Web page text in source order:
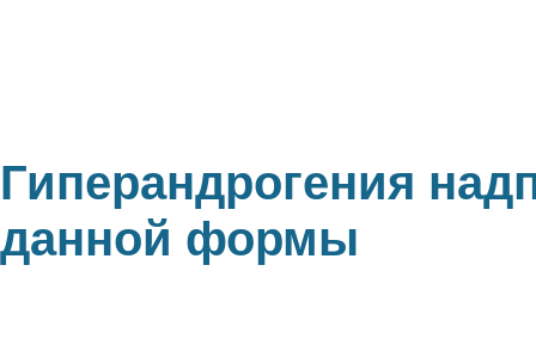
Гиперандрогения
данной формы